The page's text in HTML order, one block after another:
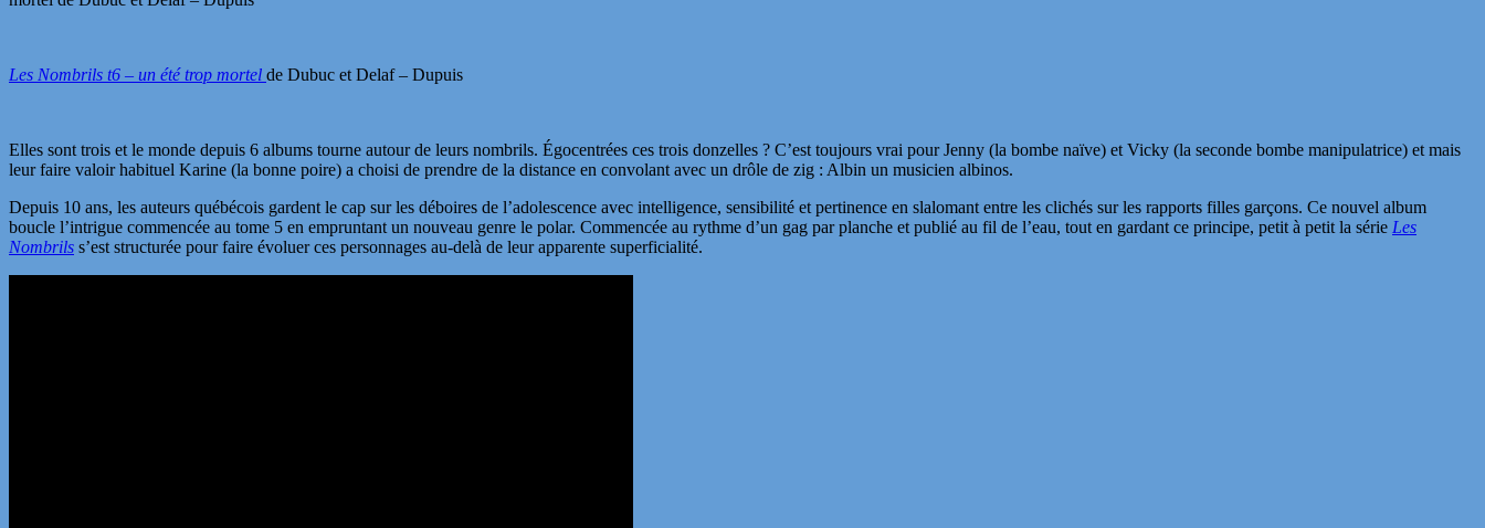
Les Nombrils t6 – un été trop mortel de Dubuc et Delaf – Dupuis
Elles sont trois et le monde depuis 6 albums tourne autour de leurs nombrils. Égocentrées ces trois donzelles ? C’est toujours vrai pour Jenny (la bombe naïve) et Vicky (la seconde bombe manipulatrice) et mais
leur faire valoir habituel Karine (la bonne poire) a choisi de prendre de la distance en convolant avec un drôle de zig : Albin un musicien albinos.
Depuis 10 ans, les auteurs québécois gardent le cap sur les déboires de l’adolescence avec intelligence, sensibilité et pertinence en slalomant entre les clichés sur les rapports filles garçons. Ce nouvel album
boucle l’intrigue commencée au tome 5 en empruntant un nouveau genre le polar. Commencée au rythme d’un gag par planche et publié au fil de l’eau, tout en gardant ce principe, petit à petit la série Les
Nombrils s’est structurée pour faire évoluer ces personnages au-delà de leur apparente superficialité.